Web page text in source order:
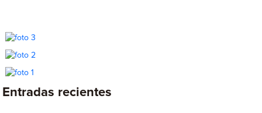
Entradas recientes